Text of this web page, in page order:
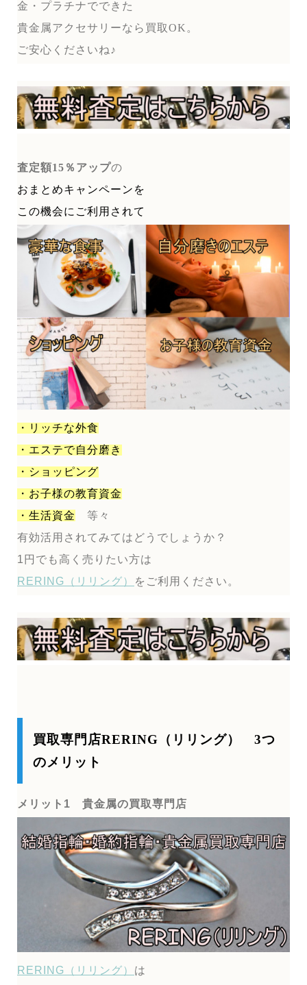
金・プラチナでできた
貴金属アクセサリーなら買取OK。
ご安心くださいね♪
査定額15％アップの
おまとめキャンペーンを
この機会にご利用されて
・リッチな外食
・エステで自分磨き
・ショッピング
・お子様の教育資金
・生活資金
等々
有効活用されてみてはどうでしょうか？
1円でも高く売りたい方は
RERING（リリング）
をご利用ください。
買取専門店RERING（リリング） 3つ
のメリット
メリット1 貴金属の買取専門店
RERING（リリング） は